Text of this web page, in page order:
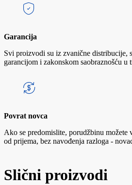
Garancija
Svi proizvodi su iz zvanične distribucije,
garancijom i zakonskom saobraznošću u
Povrat novca
Ako se predomislite, porudžbinu možete
od prijema, bez navođenja razloga -
Slični proizvodi